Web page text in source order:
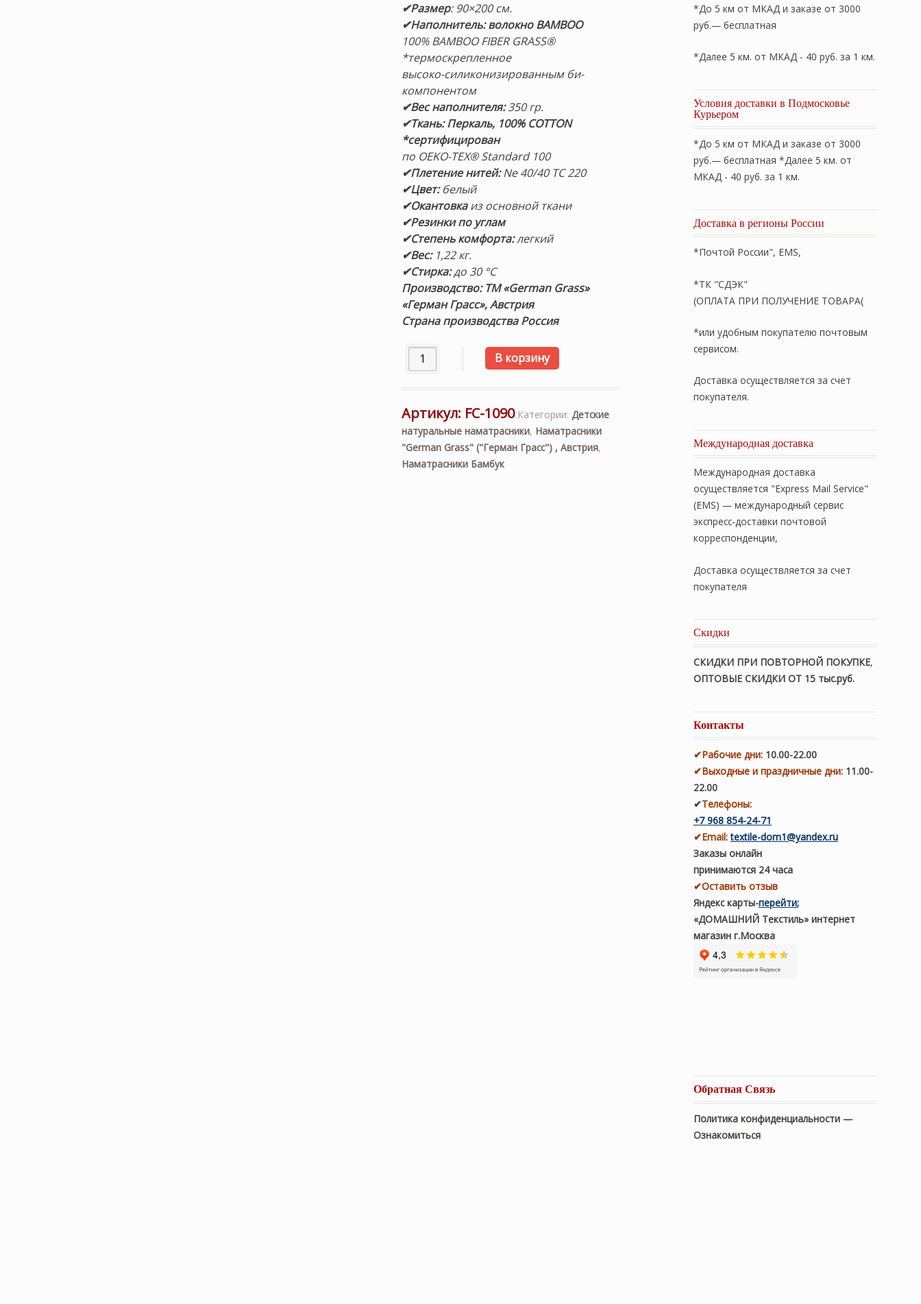
✔Размер: 90×200 см.
✔Наполнитель: волокно BAMBOO
100% BAMBOO FIBER GRASS®
*термоскрепленное
высоко-силиконизированным би-
компонентом
✔Вес наполнителя:350 гр.
✔Ткань: Перкаль, 100% COTTON
*сертифицирован
по OEKO-TEX® Standard 100
✔Плетение нитей:Ne 40/40 TC 220
✔Цвет:белый
✔Окантовкаиз основной ткани
✔Резинки по углам
✔Степень комфорта:легкий
✔Вес: 1,22 кг.
✔Стирка:до 30 °С
Производство: ТМ «German Grass»
«Герман Грасс», Австрия
Страна производства Россия
Количество товара Наматрасник легкий «Mattress Bamboo Familie Bio» 90×200см. Стеганый с
В корзину
Артикул: FC-1090 Категории: Детские
натуральные наматрасники, Наматрасники
"German Grass" ("Герман Грасс") , Австрия,
Наматрасники Бамбук
*До 5 км от МКАД и заказе от 3000
руб.— бесплатная
*Далее 5 км. от МКАД - 40 руб. за 1 км.
Условия доставки в Подмосковье
Курьером
*До 5 км от МКАД и заказе от 3000
руб.— бесплатная *Далее 5 км. от
МКАД - 40 руб. за 1 км.
Доставка в регионы России
*Почтой России", EMS,
*ТК "СДЭК"
(ОПЛАТА ПРИ ПОЛУЧЕНИЕ ТОВАРА(
*или удобным покупателю почтовым
сервисом.
Доставка осуществляется за счет
покупателя.
Международная доставка
Международная доставка
осуществляется "Express Mail Service"
(EMS) — международный сервис
экспресс-доставки почтовой
корреспонденции,
Доставка осуществляется за счет
покупателя
Скидки
СКИДКИ ПРИ ПОВТОРНОЙ ПОКУПКЕ,
ОПТОВЫЕ СКИДКИ ОТ 15 тыс.руб.
Контакты
✔Рабочие дни: 10.00-22.00
✔Выходные и праздничные дни:11.00-
22.00
✔Телефоны:
+7 968 854-24-71
✔Email: textile-dom1@yandex.ru
Заказы онлайн
принимаются 24 часа
✔Оставить отзыв
Яндекс карты-перейти;
«ДОМАШНИЙ Текстиль» интернет
магазин г.Москва
Обратная Связь
Политика конфиденциальности —
Ознакомиться